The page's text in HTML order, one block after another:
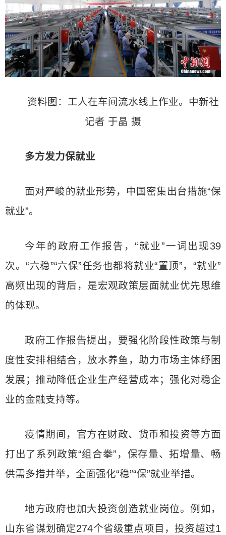
资料图：工人在车间流水线上作业。中新社
记者 于晶 摄
多方发力保就业
面对严峻的就业形势，中国密集出台措施“保
就业”。
今年的政府工作报告，“就业”一词出现39
次。“六稳”“六保”任务也都将就业“置顶”，“就业”
高频出现的背后，是宏观政策层面就业优先思维
的体现。
政府工作报告提出，要强化阶段性政策与制
度性安排相结合，放水养鱼，助力市场主体纾困
发展；推动降低企业生产经营成本；强化对稳企
业的金融支持等。
疫情期间，官方在财政、货币和投资等方面
打出了系列政策“组合拳”，保存量、拓增量、畅
供需多措并举，全面强化“稳”“保”就业举措。
地方政府也加大投资创造就业岗位。例如，
山东省谋划确定274个省级重点项目，投资超过1